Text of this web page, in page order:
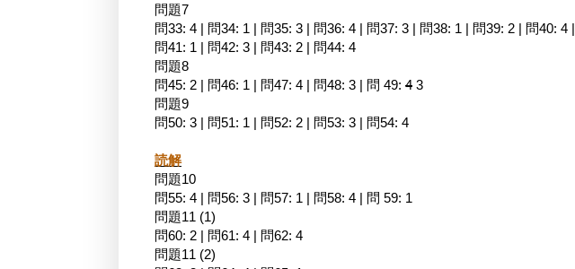
問題7
問33: 4 | 問34: 1 | 問35: 3 | 問36: 4 | 問37: 3 | 問38: 1 | 問39: 2 | 問40: 4 |
問41: 1 | 問42: 3 | 問43: 2 | 問44: 4
問題8
問45: 2 | 問46: 1 | 問47: 4 | 問48: 3 | 問 49: 4 3
問題9
問50: 3 | 問51: 1 | 問52: 2 | 問53: 3 | 問54: 4
読解
問題10
問55: 4 | 問56: 3 | 問57: 1 | 問58: 4 | 問 59: 1
問題11 (1)
問60: 2 | 問61: 4 | 問62: 4
問題11 (2)